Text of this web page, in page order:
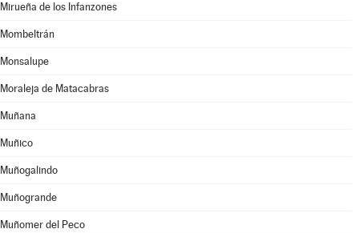
Mirueña de los Infanzones
Mombeltrán
Monsalupe
Moraleja de Matacabras
Muñana
Muñico
Muñogalindo
Muñogrande
Muñomer del Peco